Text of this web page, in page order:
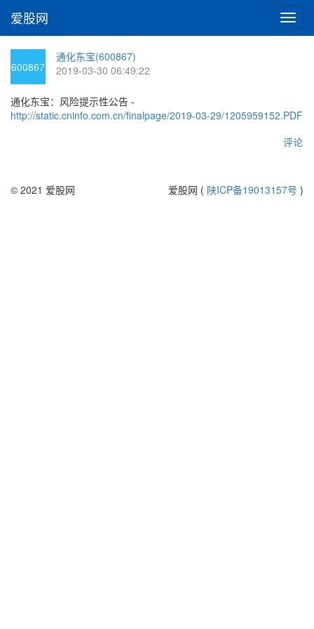
切
换
爱股网
600867
通化东宝(600867)
2019-03-30 06:49:22
通化东宝：风险提示性公告 -
http://static.cninfo.com.cn/finalpage/2019-03-29/1205959152.PDF
评论
© 2021 爱股网 爱股网 ( 陕ICP备19013157号 )